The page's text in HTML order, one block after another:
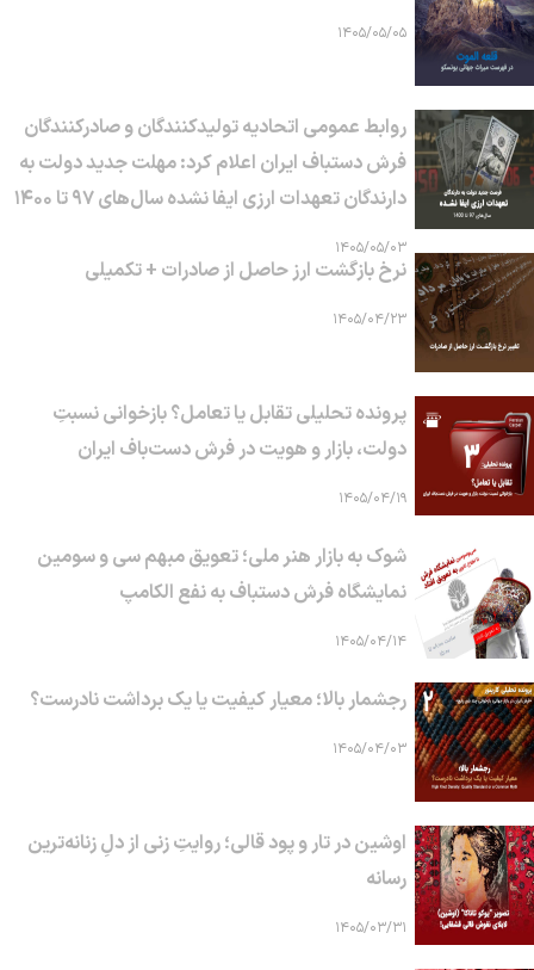
۱۴۰۵/۰۵/۰۵
روابط عمومی اتحادیه تولیدکنندگان و صادرکنندگان
فرش دستباف ایران اعلام کرد: مهلت جدید دولت به
دارندگان تعهدات ارزی ایفا نشده سال‌های ۹۷ تا ۱۴۰۰
۱۴۰۵/۰۵/۰۳
نرخ بازگشت ارز حاصل از صادرات + تکمیلی
۱۴۰۵/۰۴/۲۳
پرونده تحلیلی تقابل یا تعامل؟ بازخوانی نسبتِ
دولت، بازار و هویت در فرش دست‌باف ایران
۱۴۰۵/۰۴/۱۹
شوک به بازار هنر ملی؛ تعویق مبهم سی و سومین
نمایشگاه فرش دستباف به نفع الکامپ
۱۴۰۵/۰۴/۱۴
رجشمار بالا؛ معیار کیفیت یا یک برداشت نادرست؟
۱۴۰۵/۰۴/۰۳
اوشین در تار و پود قالی؛ روایتِ زنی از دلِ زنانه‌ترین
رسانه
۱۴۰۵/۰۳/۳۱